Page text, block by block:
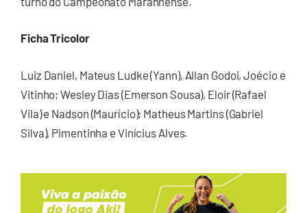
Ficha Tricolor
Luiz Daniel, Mateus Ludke (Yann), Allan Godoi, Joécio e
Vitinho; Wesley Dias (Emerson Sousa), Eloir (Rafael
Vila) e Nadson (Maurício); Matheus Martins (Gabriel
Silva), Pimentinha e Vinícius Alves.